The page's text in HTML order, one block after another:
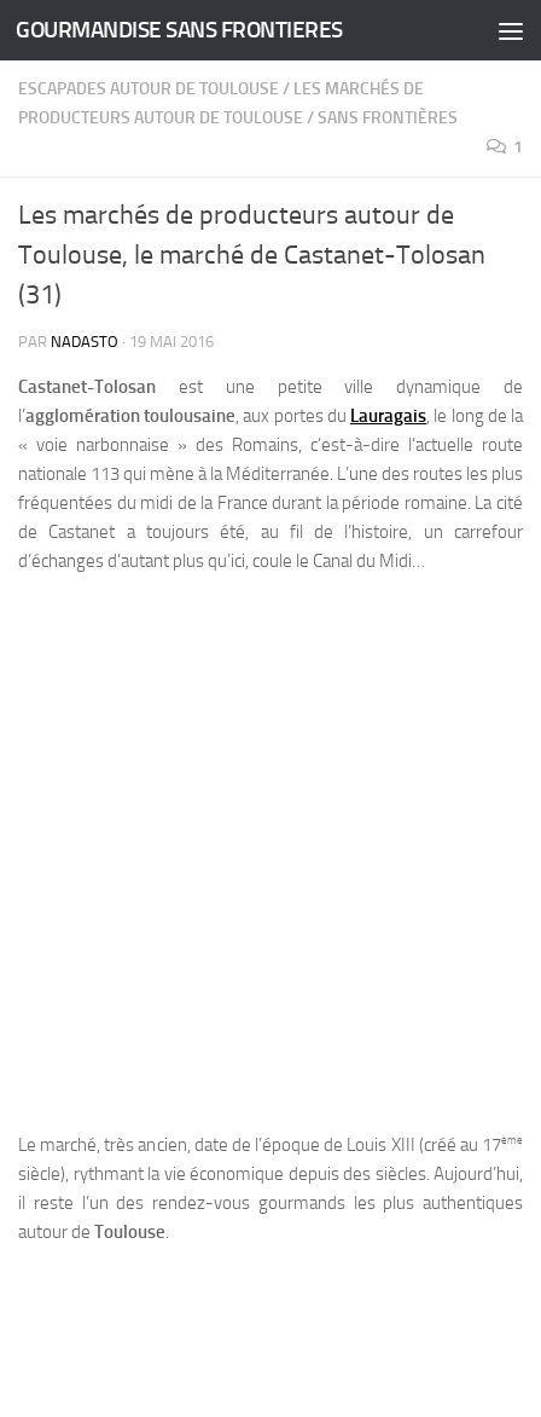
Skip to content
GOURMANDISE SANS FRONTIERES
ESCAPADES AUTOUR DE TOULOUSE / LES MARCHÉS DE
PRODUCTEURS AUTOUR DE TOULOUSE /SANS FRONTIÈRES
1
Les marchés de producteurs autour de
Toulouse, le marché de Castanet-Tolosan
(31)
PAR NADASTO · 19 MAI 2016
Castanet-Tolosan est une petite ville dynamique de
l’agglomération toulousaine, aux portes du Lauragais, le long de la
« voie narbonnaise » des Romains, c’est-à-dire l’actuelle route
nationale 113 qui mène à la Méditerranée. L’une des routes les plus
fréquentées du midi de la France durant la période romaine. La cité
de Castanet a toujours été, au fil de l’histoire, un carrefour
d’échanges d’autant plus qu’ici, coule le Canal du Midi…
Le marché, très ancien, date de l’époque de Louis XIII (créé au 17ème
siècle), rythmant la vie économique depuis des siècles. Aujourd’hui,
il reste l’un des rendez-vous gourmands les plus authentiques
autour de Toulouse.